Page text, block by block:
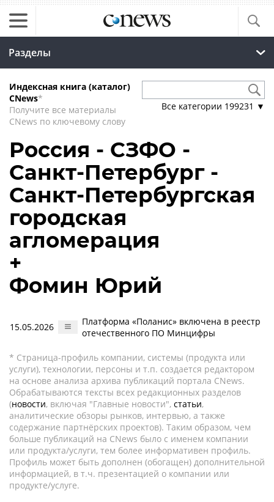
Разделы
Индексная книга (каталог)
CNews*
Получите все материалы
CNews по ключевому слову
Все категории 199231 ▼
Россия - СЗФО -
Санкт-Петербург -
Санкт-Петербургская
городская
агломерация
+
Фомин Юрий
15.05.2026
Платформа «Поланис» включена в реестр
отечественного ПО Минцифры
* Страница-профиль компании, системы (продукта или
услуги), технологии, персоны и т.п. создается редактором
на основе анализа архива публикаций портала CNews.
Обрабатываются тексты всех редакционных разделов
(новости, включая "Главные новости", статьи,
аналитические обзоры рынков, интервью, а также
содержание партнёрских проектов). Таким образом, чем
больше публикаций на CNews было с именем компании
или продукта/услуги, тем более информативен профиль.
Профиль может быть дополнен (обогащен) дополнительной
информацией, в т.ч. презентацией о компании или
продукте/услуге.